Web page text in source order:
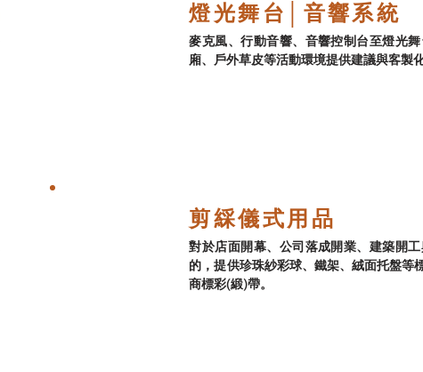
燈光舞台│音響系統
麥克風、行動音響、音響控制台至燈光
廂、戶外草皮等活動環境提供建議與客製
剪綵儀式用品
對於店面開幕、公司落成開業、建築開
的，提供珍珠紗彩球、鐵架、絨面托盤等
商標彩(緞)帶。